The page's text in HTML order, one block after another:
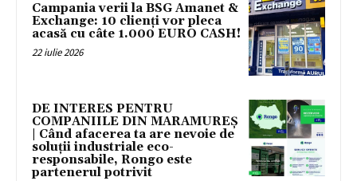
Campania verii la BSG Amanet &
Exchange: 10 clienți vor pleca
acasă cu câte 1.000 EURO CASH!
22 iulie 2026
DE INTERES PENTRU
COMPANIILE DIN MARAMUREȘ
| Când afacerea ta are nevoie de
soluții industriale eco-
responsabile, Rongo este
partenerul potrivit